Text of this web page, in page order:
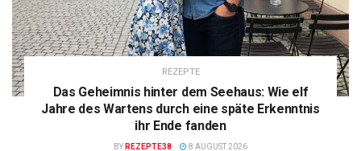
REZEPTE
Das Geheimnis hinter dem Seehaus: Wie elf
Jahre des Wartens durch eine späte Erkenntnis
ihr Ende fanden
BY REZEPTE38 8 AUGUST 2026